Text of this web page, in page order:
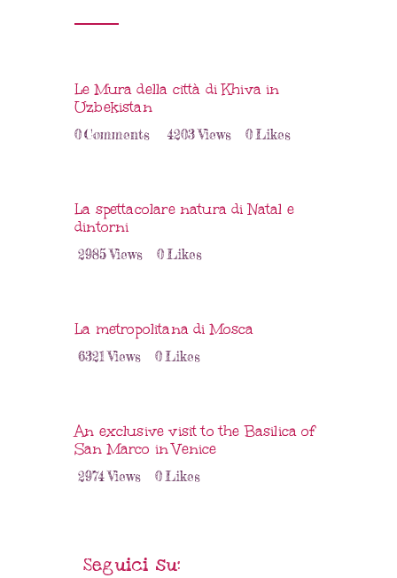
Le Mura della città di Khiva in
Uzbekistan
0Comments 4203Views 0Likes
La spettacolare natura di Natal e
dintorni
2985Views 0Likes
La metropolitana di Mosca
6321 Views 0Likes
An exclusive visit to the Basilica of
San Marco in Venice
2974Views 0Likes
Seguici su: